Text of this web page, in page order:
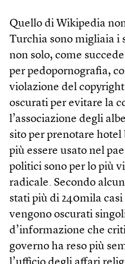
Quello di Wikipedia
Turchia sono migliaia i
non solo, come
per pedopornografia,
violazione del
oscurati per evitare la
l’associazione degli
sito per prenotare hotel
più essere usato nel
politici sono per lo più
radicale. Secondo
stati più di 240mila casi
vengono oscurati
d’informazione che
governo ha reso più